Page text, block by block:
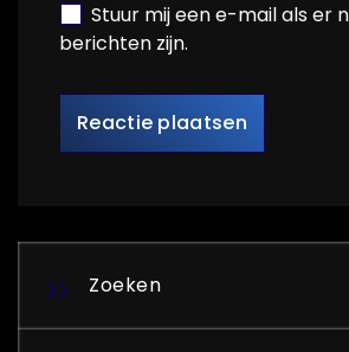
Stuur mij een e-mail als er
berichten zijn.
Zoeken